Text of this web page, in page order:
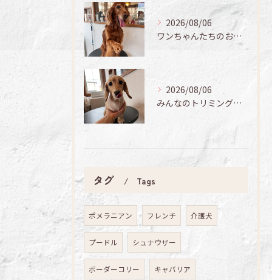
2026/08/06
ワンちゃんたちのお手入れ日記🐶✨
2026/08/06
みんなのトリミング日記🌟
タグ Tags
ポメラニアン フレンチ 介護犬
プードル シュナウザー
ボーダーコリー キャバリア